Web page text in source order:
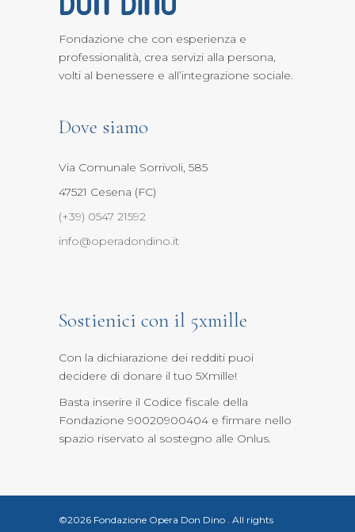
Fondazione che con esperienza e
professionalità, crea servizi alla persona,
volti al benessere e all’integrazione sociale.
Dove siamo
Via Comunale Sorrivoli, 585
47521 Cesena (FC)
(+39) 0547 21592
info@operadondino.it
Sostienici con il 5xmille
Con la dichiarazione dei redditi puoi
decidere di donare il tuo 5Xmille!
Basta inserire il Codice fiscale della
Fondazione 90020900404 e firmare nello
spazio riservato al sostegno alle Onlus.
©2026 Fondazione Opera Don Dino All rights